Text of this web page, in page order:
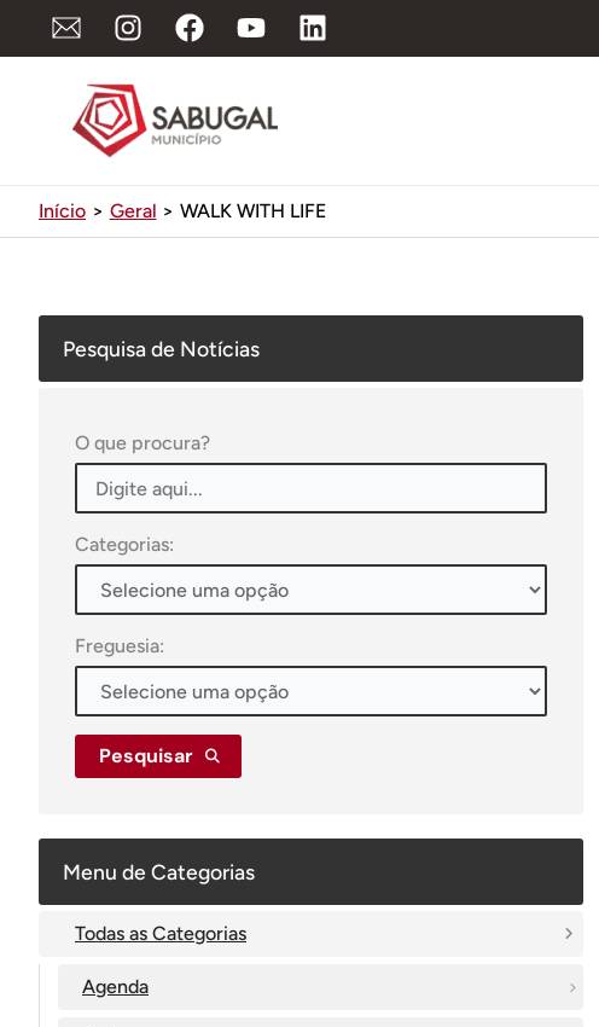
Início Geral WALK WITH LIFE
Pesquisa de Notícias
O que procura?
Categorias:
Freguesia:
Pesquisar
Menu de Categorias
Todas as Categorias
Agenda